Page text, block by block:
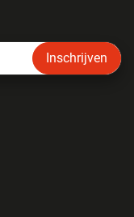
Inschrijven